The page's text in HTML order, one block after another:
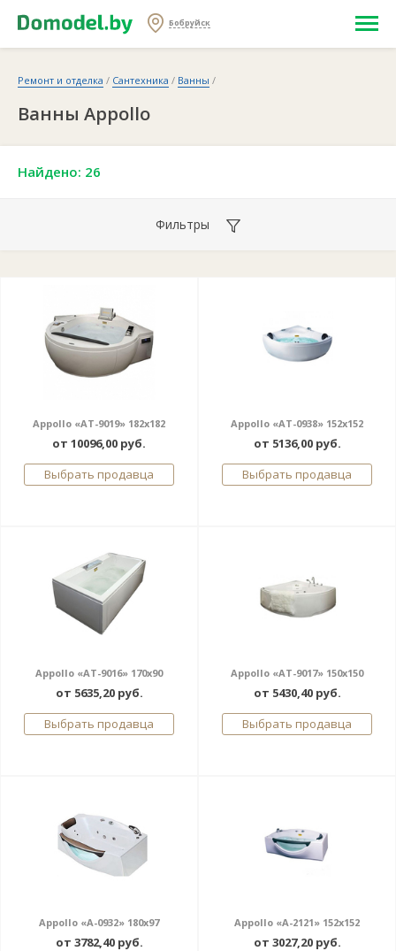
Бобруйск
Ремонт и отделка / Сантехника / Ванны /
Ванны Appollo
Найдено: 26
Фильтры
Appollo «AT-9019» 182x182
от 10096,00 руб.
Выбрать продавца
Appollo «AT-0938» 152x152
от 5136,00 руб.
Выбрать продавца
Appollo «AT-9016» 170x90
от 5635,20 руб.
Выбрать продавца
Appollo «AT-9017» 150x150
от 5430,40 руб.
Выбрать продавца
Appollo «A-0932» 180x97
от 3782,40 руб.
Appollo «A-2121» 152x152
от 3027,20 руб.